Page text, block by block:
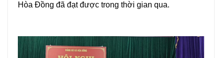
Hòa Đồng đã đạt được trong thời gian qua.